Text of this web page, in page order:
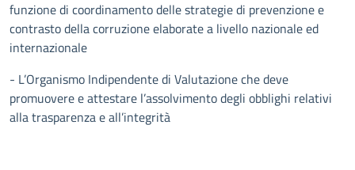
funzione di coordinamento delle strategie di prevenzione e
contrasto della corruzione elaborate a livello nazionale ed
internazionale
- L’Organismo Indipendente di Valutazione che deve
promuovere e attestare l’assolvimento degli obblighi relativi
alla trasparenza e all’integrità